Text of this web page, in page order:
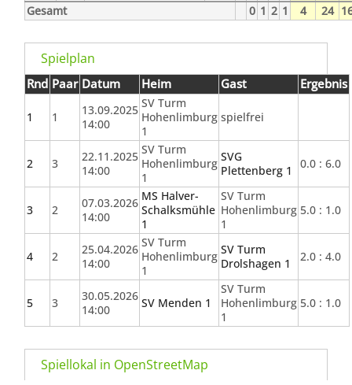
Gesamt 0 1 2 1 4 24
Spielplan
Rnd Paar Datum Heim Gast Ergebnis
1 1
13.09.2025
14:00
SV Turm
Hohenlimburg
1
spielfrei
2 3
22.11.2025
14:00
SV Turm
Hohenlimburg
1
SVG
Plettenberg 1
0.0 : 6.0
3 2
07.03.2026
14:00
MS Halver-
Schalksmühle
1
SV Turm
Hohenlimburg
1
5.0 : 1.0
4 2
25.04.2026
14:00
SV Turm
Hohenlimburg
1
SV Turm
Drolshagen 1
2.0 : 4.0
5 3
30.05.2026
14:00
SV Menden 1
SV Turm
Hohenlimburg
1
5.0 : 1.0
Spiellokal in OpenStreetMap